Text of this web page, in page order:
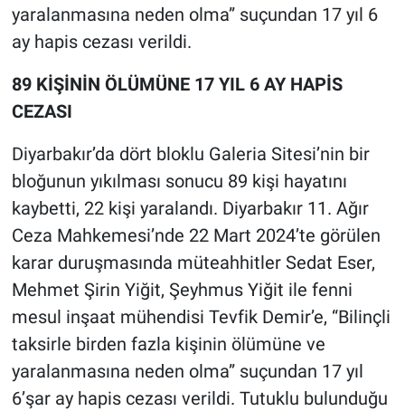
yaralanmasına neden olma” suçundan 17 yıl 6
ay hapis cezası verildi.
89 KİŞİNİN ÖLÜMÜNE 17 YIL 6 AY HAPİS
CEZASI
Diyarbakır’da dört bloklu Galeria Sitesi’nin bir
bloğunun yıkılması sonucu 89 kişi hayatını
kaybetti, 22 kişi yaralandı. Diyarbakır 11. Ağır
Ceza Mahkemesi’nde 22 Mart 2024’te görülen
karar duruşmasında müteahhitler Sedat Eser,
Mehmet Şirin Yiğit, Şeyhmus Yiğit ile fenni
mesul inşaat mühendisi Tevfik Demir’e, “Bilinçli
taksirle birden fazla kişinin ölümüne ve
yaralanmasına neden olma” suçundan 17 yıl
6’şar ay hapis cezası verildi. Tutuklu bulunduğu